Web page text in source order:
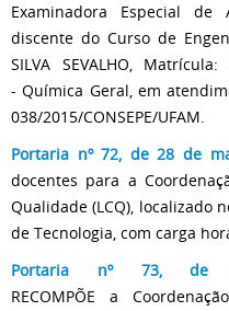
Examinadora Especial
discente do Curso de
SILVA SEVALHO,
- Química Geral, em
038/2015/CONSEPE/UFAM.
Portaria nº 72, de 28 de
docentes para a
Qualidade (LCQ), localizado
de Tecnologia, com carga
Portaria nº 73,
RECOMPÕE a